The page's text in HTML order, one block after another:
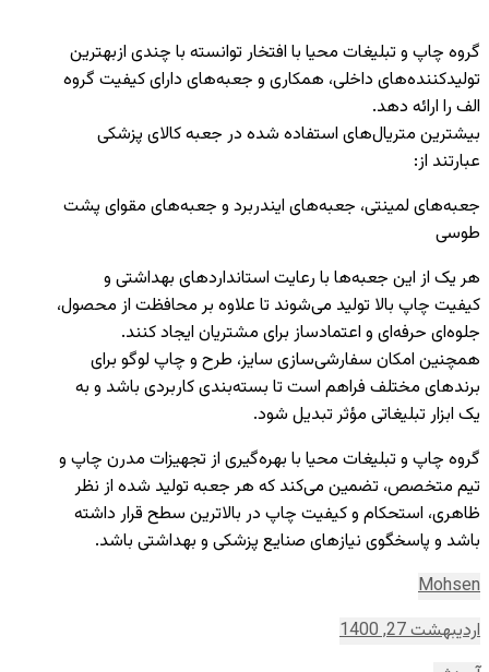
گروه چاپ و تبلیغات محیا با افتخار توانسته با چندی ازبهترین
تولیدکننده‌های داخلی، همکاری و جعبه‌های دارای کیفیت گروه
الف را ارائه دهد.
بیشترین متریال‌های استفاده شده در جعبه کالای پزشکی
عبارتند از:
جعبه‌‌های لمینتی، جعبه‌های ایندربرد و جعبه‌های مقوای پشت‌
طوسی
هر یک از این جعبه‌ها با رعایت استانداردهای بهداشتی و
کیفیت چاپ بالا تولید می‌شوند تا علاوه بر محافظت از محصول،
جلوه‌ای حرفه‌ای و اعتمادساز برای مشتریان ایجاد کنند.
همچنین امکان سفارشی‌سازی سایز، طرح و چاپ لوگو برای
برندهای مختلف فراهم است تا بسته‌بندی کاربردی باشد و به
یک ابزار تبلیغاتی مؤثر تبدیل شود.
گروه چاپ و تبلیغات محیا با بهره‌گیری از تجهیزات مدرن چاپ و
تیم متخصص، تضمین می‌کند که هر جعبه تولید شده از نظر
ظاهری، استحکام و کیفیت چاپ در بالاترین سطح قرار داشته
باشد و پاسخگوی نیازهای صنایع پزشکی و بهداشتی باشد.
Mohsen
اردیبهشت 27, 1400